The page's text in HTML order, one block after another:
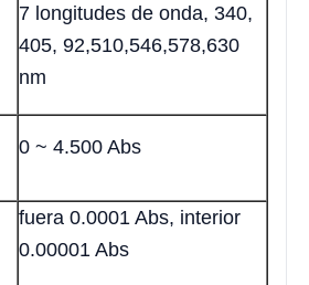
7 longitudes de onda, 340,
405, 92,510,546,578,630
nm
0 ~ 4.500 Abs
fuera 0.0001 Abs, interior
0.00001 Abs